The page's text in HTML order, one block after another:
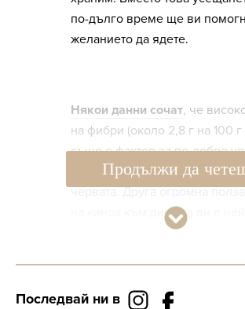
по-дълго време ще ви
желанието да ядете.
Някои данни сочат, че
на фибри (около 2,8 г на 100
също е фактор за по-добро
теглото, цялостно
червата. Друга огромна полза
на киноа към диетата ви е
на витамини А и В2.
Продължи да
Последвай ни в